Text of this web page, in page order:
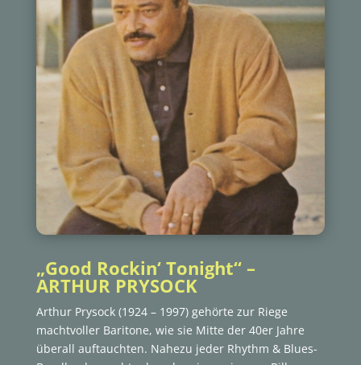
„Good Rockin‘ Tonight“ –
ARTHUR PRYSOCK
Arthur Prysock (1924 – 1997) gehörte zur Riege
machtvoller Baritone, wie sie Mitte der 40er Jahre
überall auftauchten. Nahezu jeder Rhythm & Blues-